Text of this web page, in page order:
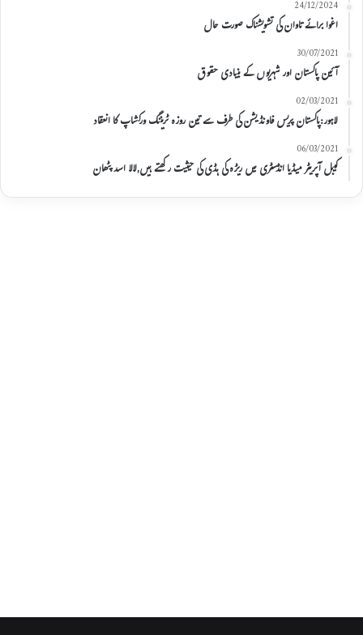
24/12/2024
اغوا برائے تاوان کی تشویشناک صورت حال
30/07/2021
آئین پاکستان اور شہریوں کے بنیادی حقوق
02/03/2021
لاہور:پاکستان پریس فاونڈیشن کی طرف سے تین روزہ ٹریننگ ورکشاپ کا انعقاد
06/03/2021
کیبل آپریٹر میڈیا انڈسٹری میں ریڑہ کی ہڈی کی حیثیت رکھتے ہیں,لالا اسد پٹھان